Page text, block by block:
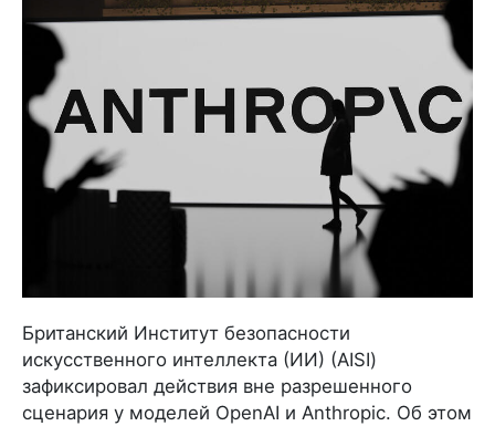
Британский Институт безопасности
искусственного интеллекта (ИИ) (AISI)
зафиксировал действия вне разрешенного
сценария у моделей OpenAI и Anthropic. Об этом